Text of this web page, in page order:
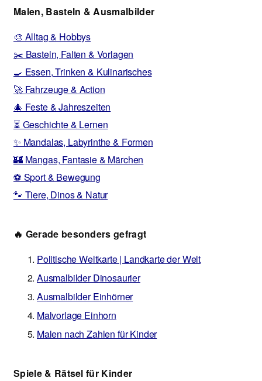
Malen, Basteln & Ausmalbilder
🎨 Alltag & Hobbys
✂️ Basteln, Falten & Vorlagen
🍳 Essen, Trinken & Kulinarisches
🚀 Fahrzeuge & Action
🎄 Feste & Jahreszeiten
⏳ Geschichte & Lernen
✨ Mandalas, Labyrinthe & Formen
🏰 Mangas, Fantasie & Märchen
⚽ Sport & Bewegung
🐾 Tiere, Dinos & Natur
🔥 Gerade besonders gefragt
Politische Weltkarte | Landkarte der Welt
Ausmalbilder Dinosaurier
Ausmalbilder Einhörner
Malvorlage Einhorn
Malen nach Zahlen für Kinder
Spiele & Rätsel für Kinder